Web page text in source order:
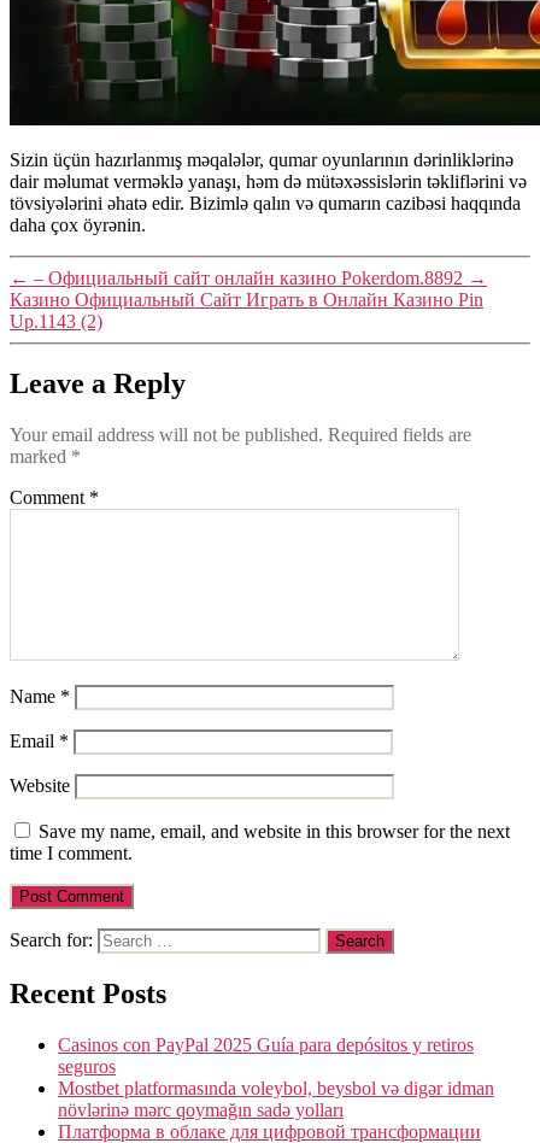
Sizin üçün hazırlanmış məqalələr, qumar oyunlarının dərinliklərinə
dair məlumat verməklə yanaşı, həm də mütəxəssislərin təkliflərini və
tövsiyələrini əhatə edir. Bizimlə qalın və qumarın cazibəsi haqqında
daha çox öyrənin.
← – Официальный сайт онлайн казино Pokerdom.8892 →
Казино Официальный Сайт Играть в Онлайн Казино Pin
Up.1143 (2)
Leave a Reply
Your email address will not be published. Required fields are
marked *
Comment *
Name *
Email *
Website
Save my name, email, and website in this browser for the next
time I comment.
Search for:
Recent Posts
Casinos con PayPal 2025 Guía para depósitos y retiros
seguros
Mostbet platformasında voleybol, beysbol və digər idman
növlərinə mərc qoymağın sadə yolları
Платформа в облаке для цифровой трансформации